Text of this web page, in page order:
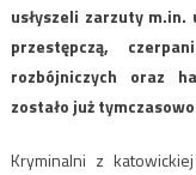
usłyszeli zarzuty
przestępczą,
rozbójniczych oraz
zostało już
Kryminalni z